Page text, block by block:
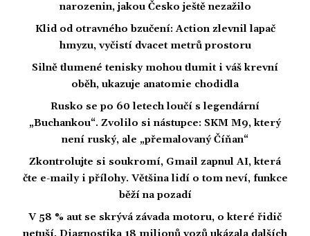
narozenin, jakou Česko ještě nezažilo
Klid od otravného bzučení: Action zlevnil lapač
hmyzu, vyčistí dvacet metrů prostoru
Silně tlumené tenisky mohou tlumit i váš krevní
oběh, ukazuje anatomie chodidla
Rusko se po 60 letech loučí s legendární
„Buchankou“. Zvolilo si nástupce: SKM M9, který
není ruský, ale „přemalovaný Číňan“
Zkontrolujte si soukromí, Gmail zapnul AI, která
čte e-maily i přílohy. Většina lidí o tom neví, funkce
běží na pozadí
V 58 % aut se skrývá závada motoru, o které řidič